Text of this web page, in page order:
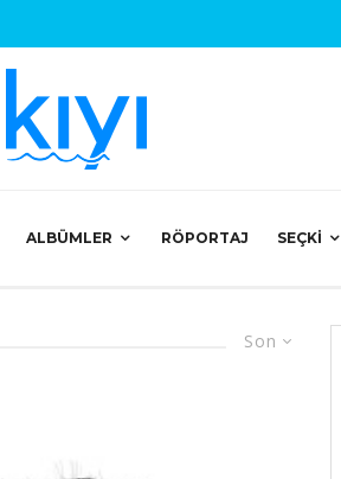
ALBÜMLER RÖPORTAJ SEÇKI
Son